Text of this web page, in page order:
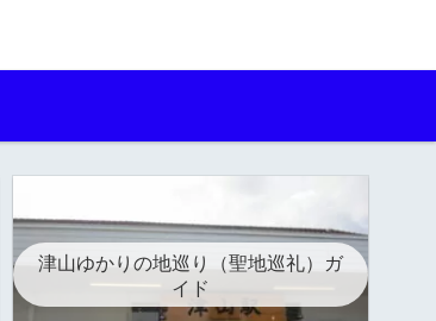
津山ゆかりの地巡り（聖地巡礼）ガ
イド